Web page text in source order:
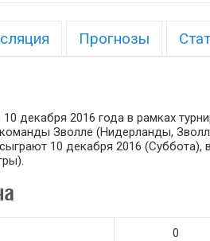
Прогнозы
декабря 2016 года в рамках
Зволле (Нидерланды,
10 декабря 2016 (Суббота),
0